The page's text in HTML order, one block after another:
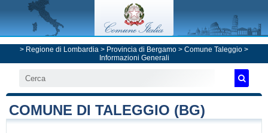
> Regione di Lombardia > Provincia di Bergamo > Comune Taleggio >
Informazioni Generali
COMUNE DI TALEGGIO (BG)